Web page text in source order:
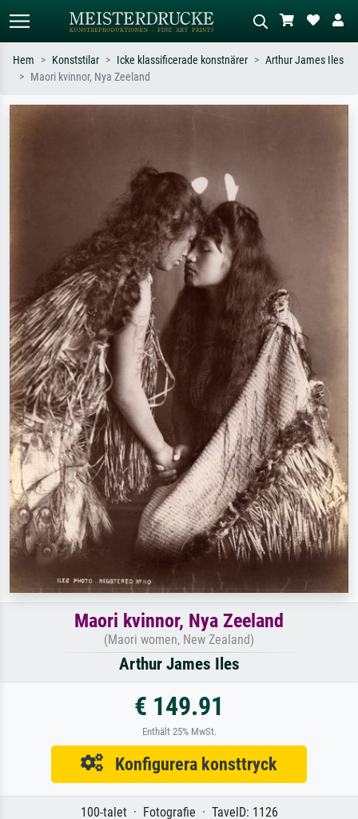
Hem Konststilar Icke klassificerade konstnärer
Arthur James Iles
Maori kvinnor, Nya Zeeland
Maori kvinnor, Nya Zeeland
(Maori women, New Zealand)
Arthur James Iles
€ 149.91
Enthält 25% MwSt.
Konfigurera konsttryck
100-talet · Fotografie · TavelD: 1126